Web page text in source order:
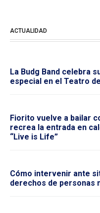
ACTUALIDAD
La Budg Band celebra
especial en el Teatro
Fiorito vuelve a bailar
recrea la entrada en
“Live is Life”
Cómo intervenir ante
derechos de personas